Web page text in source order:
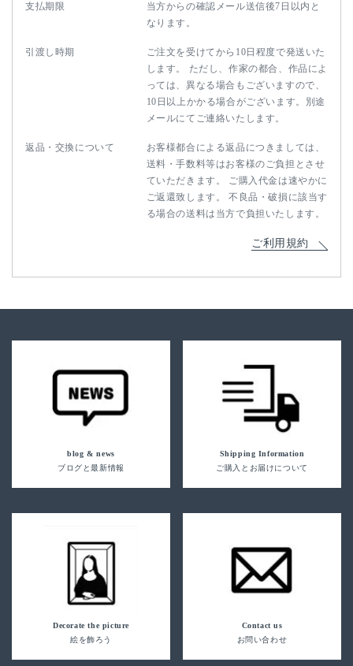
支払期限
当方からの確認メール送信後7日以内と
なります。
引渡し時期
ご注文を受けてから10日程度で発送いた
します。 ただし、作家の都合、作品によ
っては、異なる場合もございますので、
10日以上かかる場合がございます。別途
メールにてご連絡いたします。
返品・交換について
お客様都合による返品につきましては、
送料・手数料等はお客様のご負担とさせ
ていただきます。 ご購入代金は速やかに
ご返還致します。 不良品・破損に該当す
る場合の送料は当方で負担いたします。
ご利用規約
blog & news
ブログと最新情報
Shipping Information
ご購入とお届けについて
Decorate the picture
絵を飾ろう
Contact us
お問い合わせ